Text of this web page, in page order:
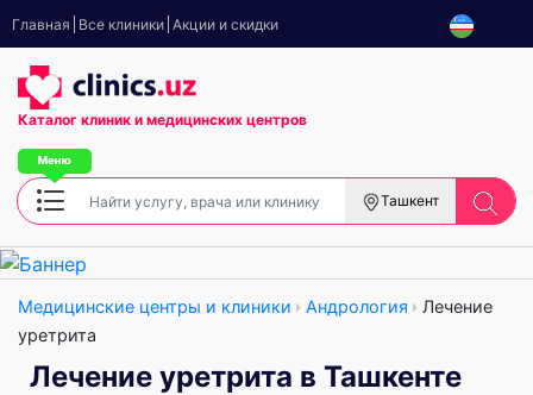
Главная Все клиники Акции и скидки
Каталог клиник и медицинских центров
Ташкент
Медицинские центры и клиники Андрология
Лечение
уретрита
Лечение уретрита в Ташкенте